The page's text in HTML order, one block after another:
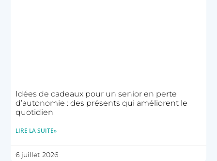
Idées de cadeaux pour un senior en perte
d’autonomie : des présents qui améliorent le
quotidien
LIRE LA SUITE»
6 juillet 2026